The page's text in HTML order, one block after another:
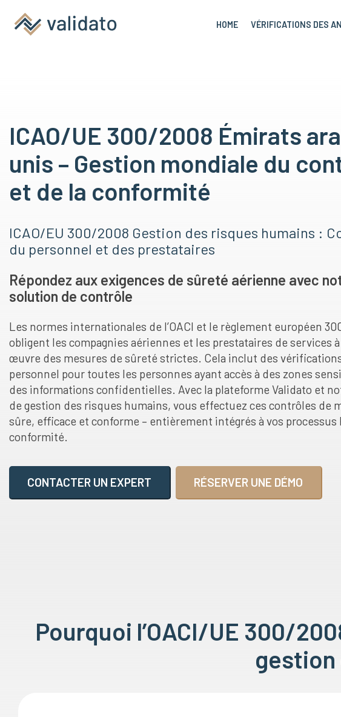
HOME VÉRIFICATIONS DES
ICAO/UE 300/2008 Émirats
unis – Gestion mondiale du
et de la conformité
ICAO/EU 300/2008 Gestion des risques humains :
du personnel et des prestataires
Répondez aux exigences de sûreté aérienne avec
solution de contrôle
Les normes internationales de l’OACI et le règlement européen
obligent les compagnies aériennes et les prestataires de services
œuvre des mesures de sûreté strictes. Cela inclut des
personnel pour toutes les personnes ayant accès à des zones
des informations confidentielles. Avec la plateforme Validato et
de gestion des risques humains, vous effectuez ces contrôles de
sûre, efficace et conforme – entièrement intégrés à vos processus
conformité.
CONTACTER UN EXPERT RÉSERVER UNE DÉMO
Pourquoi l’OACI/UE 300/
gestion